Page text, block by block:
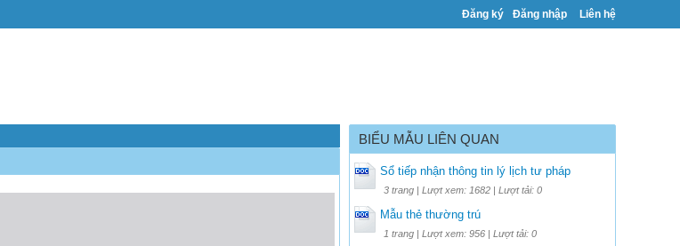
Đăng ký Đăng nhập Liên hệ
BIỂU MẪU LIÊN QUAN
Sổ tiếp nhận thông tin lý lịch tư pháp
3 trang | Lượt xem: 1682 | Lượt tải: 0
Mẫu thẻ thường trú
1 trang | Lượt xem: 956 | Lượt tải: 0